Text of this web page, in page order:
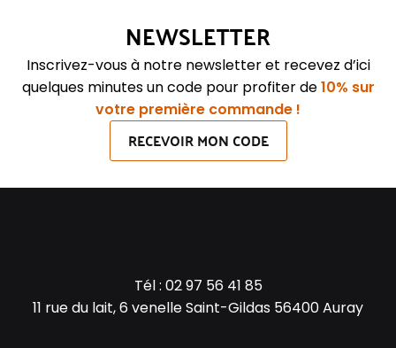
NEWSLETTER
Inscrivez-vous à notre newsletter et recevez d’ici
quelques minutes un code pour profiter de10% sur
votre première commande !
RECEVOIR MON CODE
Tél : 02 97 56 41 85
11 rue du lait, 6 venelle Saint-Gildas 56400 Auray